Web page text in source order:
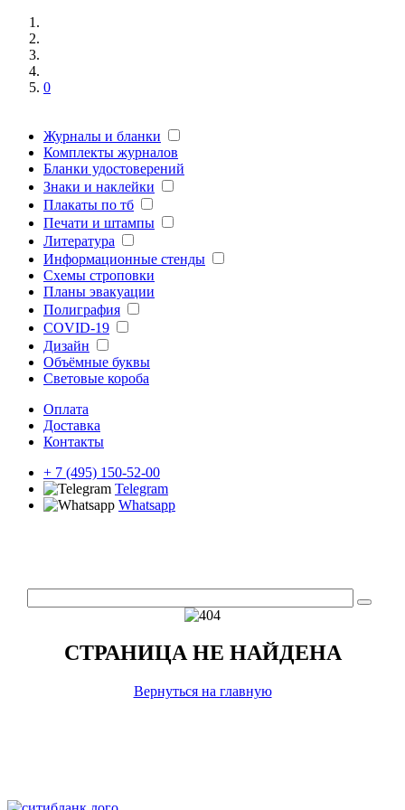
0
Журналы и бланки
Комплекты журналов
Бланки удостоверений
Знаки и наклейки
Плакаты по тб
Печати и штампы
Литература
Информационные стенды
Схемы строповки
Планы эвакуации
Полиграфия
COVID-19
Дизайн
Объёмные буквы
Световые короба
Оплата
Доставка
Контакты
+ 7 (495) 150-52-00
Telegram
Whatsapp
СТРАНИЦА НЕ НАЙДЕНА
Вернуться на главную